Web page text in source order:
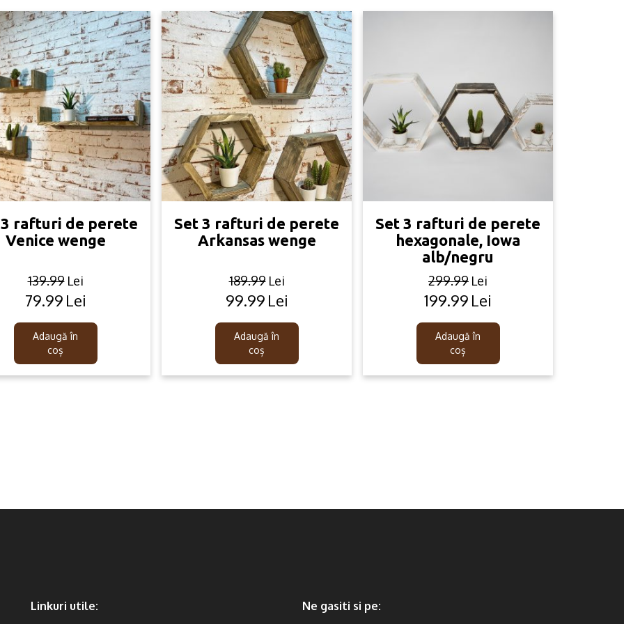
rafturi de perete
Venice wenge
139.99 Lei
Original
was:
139.99lei.
79.99 Lei
Current
is:
79.99lei.
Adaugă în
coș
Set 3 rafturi de perete
Arkansas wenge
189.99 Lei
Original
was:
189.99lei.
99.99 Lei
Current
is:
99.99lei.
Adaugă în
coș
Set 3 rafturi de perete
hexagonale, Iowa
alb/negru
299.99 Lei
Original
was:
299.99lei.
199.99 Lei
Current
is:
199.99lei.
Adaugă în
coș
Linkuri utile: Ne gasiti si pe: